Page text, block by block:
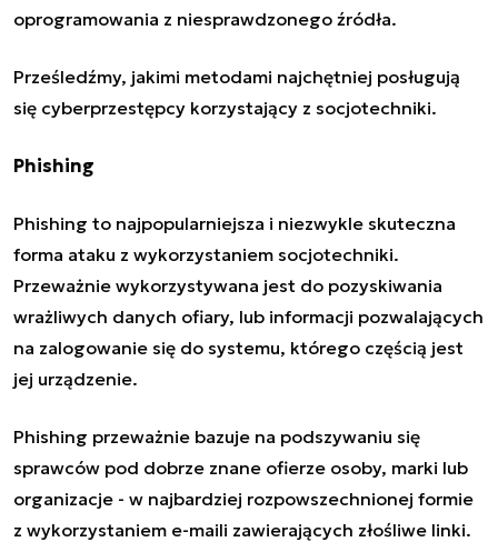
oprogramowania z niesprawdzonego źródła.
Prześledźmy, jakimi metodami najchętniej posługują
się cyberprzestępcy korzystający z socjotechniki.
Phishing
Phishing to najpopularniejsza i niezwykle skuteczna
forma ataku z wykorzystaniem socjotechniki.
Przeważnie wykorzystywana jest do pozyskiwania
wrażliwych danych ofiary, lub informacji pozwalających
na zalogowanie się do systemu, którego częścią jest
jej urządzenie.
Phishing przeważnie bazuje na podszywaniu się
sprawców pod dobrze znane ofierze osoby, marki lub
organizacje - w najbardziej rozpowszechnionej formie
z wykorzystaniem e-maili zawierających złośliwe linki.